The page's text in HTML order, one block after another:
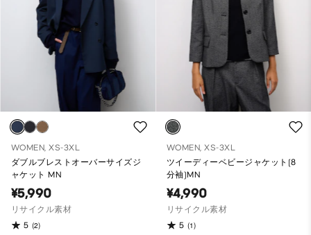
WOMEN, XS-3XL
ダブルブレストオーバーサイズジ
ャケット MN
¥5,990
リサイクル素材
5 (2)
WOMEN, XS-3XL
ツイーディーベビージャケット(8
分袖)MN
¥4,990
リサイクル素材
5 (1)